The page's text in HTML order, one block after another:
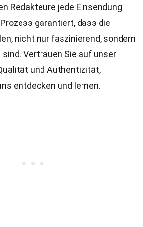
Redakteure jede Einsendung
garantiert, dass die
nicht nur faszinierend, sondern
Vertrauen Sie auf unser
und Authentizität,
entdecken und lernen.